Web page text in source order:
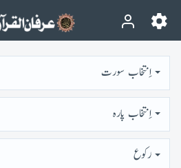
اِنتخاب سورت
اِنتخاب پارہ
رُكوع